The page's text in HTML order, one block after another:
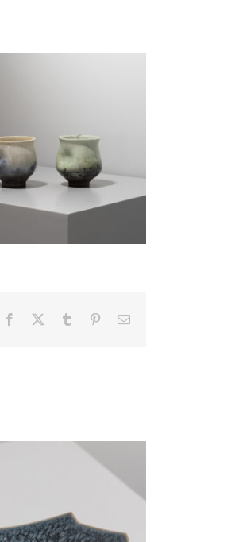
Facebook Tumblr Pinterest
電